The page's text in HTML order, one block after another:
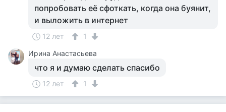
попробовать её сфоткать, когда она буянит,
и выложить в интернет
12 лет
1
Ирина Анастасьева
что я и думаю сделать спасибо
12 лет 1